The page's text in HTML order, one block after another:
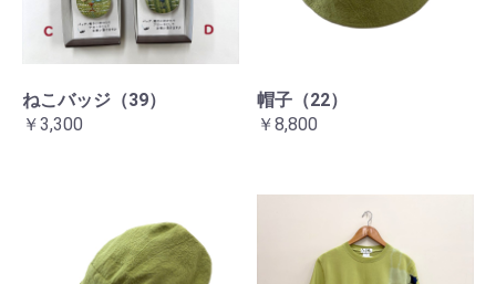
ねこバッジ（39）
￥3,300
帽子（22）
￥8,800